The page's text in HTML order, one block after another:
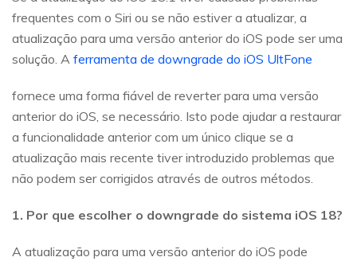
frequentes com o Siri ou se não estiver a atualizar, a
atualização para uma versão anterior do iOS pode ser uma
solução. A ferramenta de downgrade do iOS UltFone
fornece uma forma fiável de reverter para uma versão
anterior do iOS, se necessário. Isto pode ajudar a restaurar
a funcionalidade anterior com um único clique se a
atualização mais recente tiver introduzido problemas que
não podem ser corrigidos através de outros métodos.
1. Por que escolher o downgrade do sistema iOS 18?
A atualização para uma versão anterior do iOS pode